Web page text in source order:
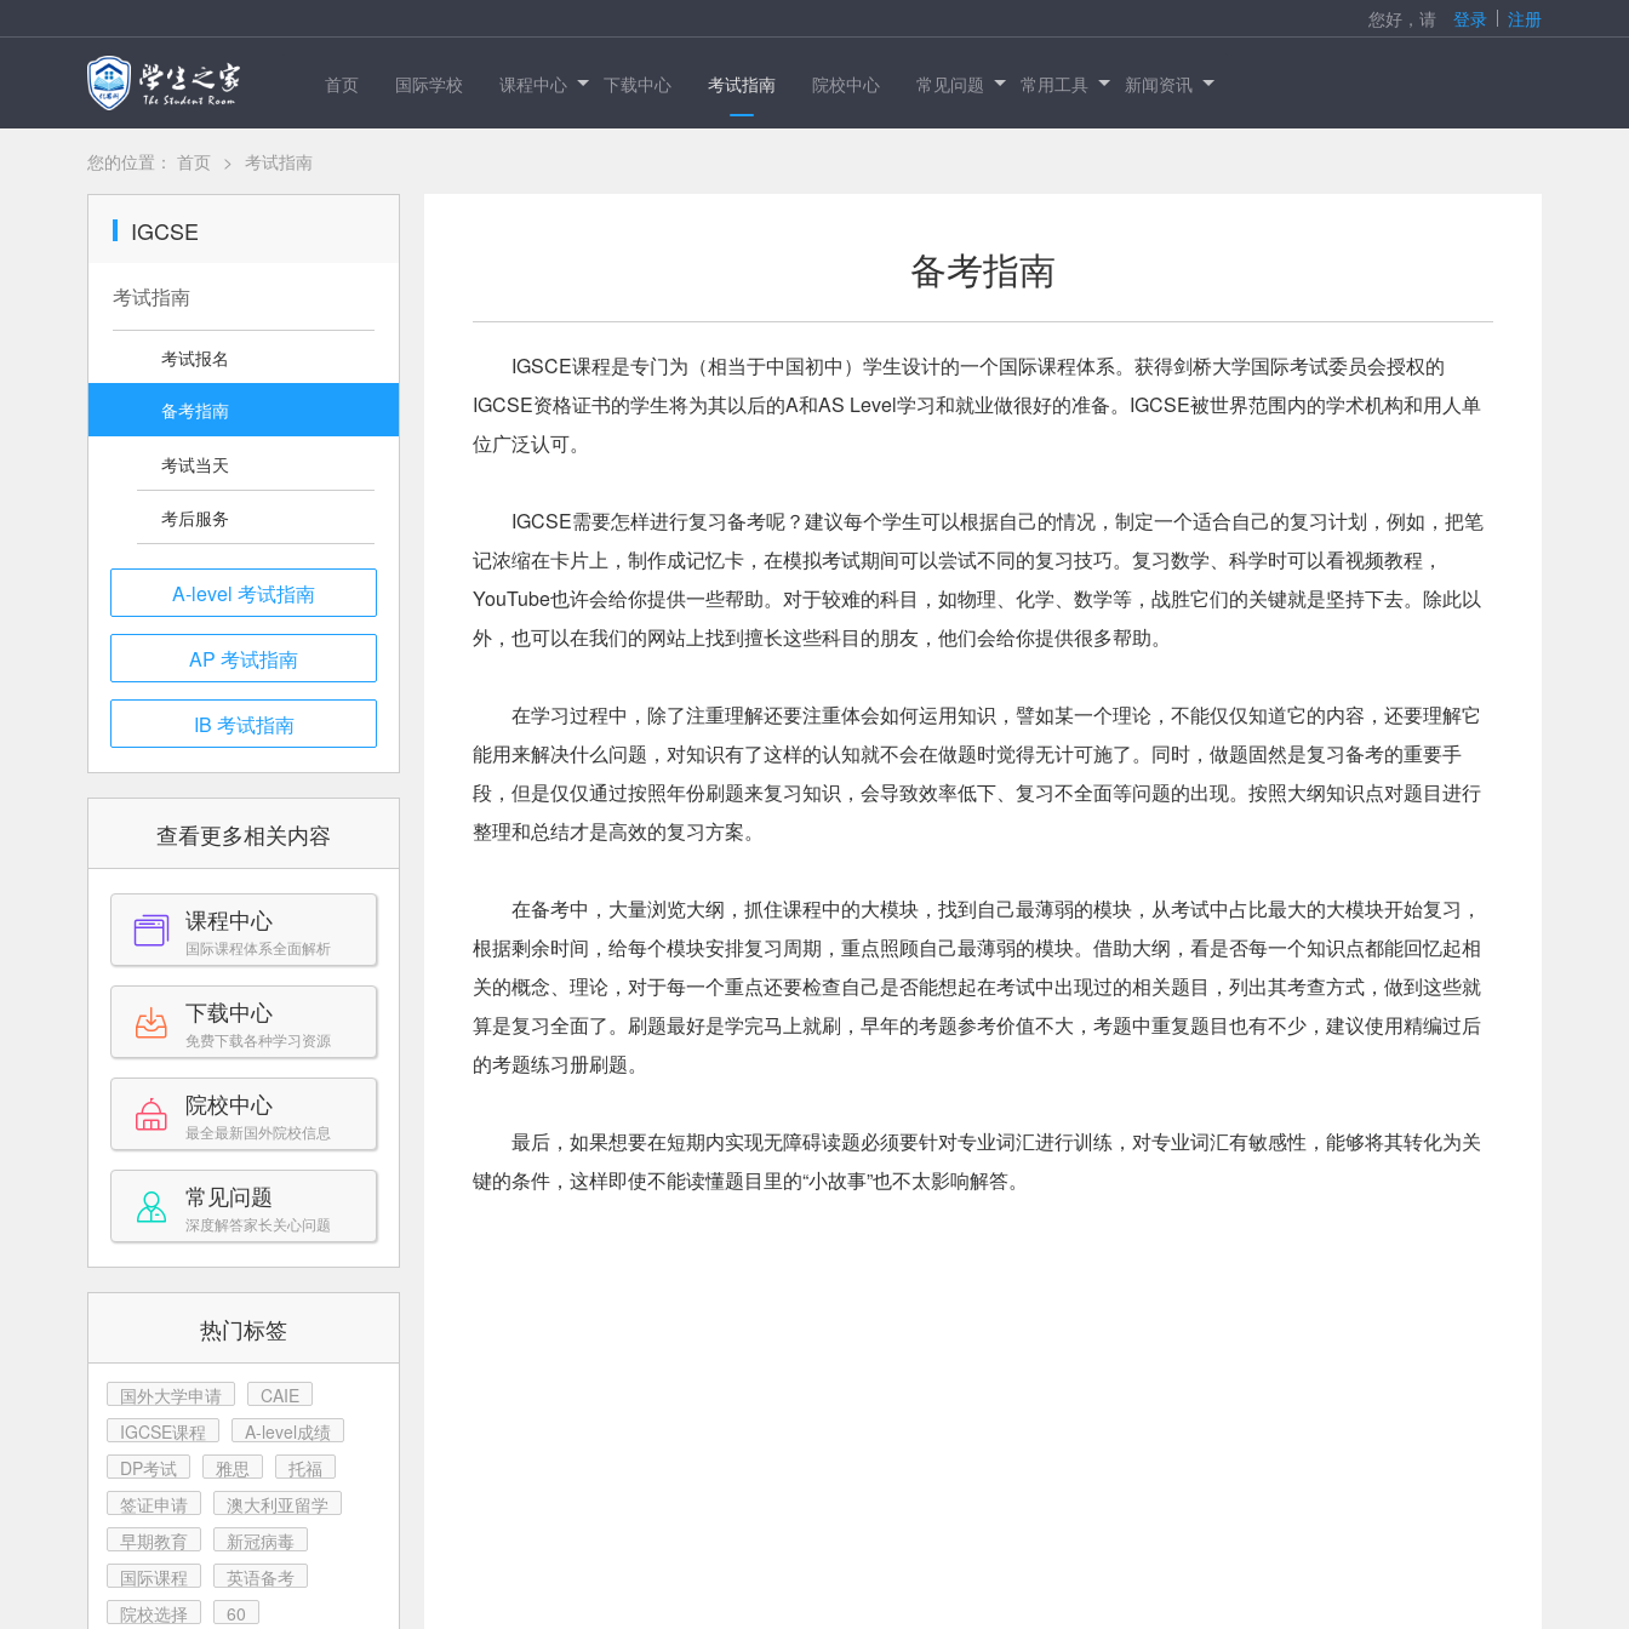
您好，请 登录 注册
首页 国际学校 课程中心 下载中心 考试指南 院校中心 常见问题 常用工具 新闻资讯
您的位置： 首页 > 考试指南
IGCSE
考试指南
考试报名
备考指南
考试当天
考后服务
A-level 考试指南
AP 考试指南
IB 考试指南
查看更多相关内容
课程中心
国际课程体系全面解析
下载中心
免费下载各种学习资源
院校中心
最全最新国外院校信息
常见问题
深度解答家长关心问题
热门标签
国外大学申请
CAIE
IGCSE课程
A-level成绩
DP考试
雅思
托福
签证申请
澳大利亚留学
早期教育
新冠病毒
国际课程
英语备考
院校选择
60
备考指南
IGSCE课程是专门为（相当于中国初中）学生设计的一个国际课程体系。获得剑桥大学国际考试委员会授权的
IGCSE资格证书的学生将为其以后的A和AS Level学习和就业做很好的准备。IGCSE被世界范围内的学术机构和用人单
位广泛认可。
IGCSE需要怎样进行复习备考呢？建议每个学生可以根据自己的情况，制定一个适合自己的复习计划，例如，把笔
记浓缩在卡片上，制作成记忆卡，在模拟考试期间可以尝试不同的复习技巧。复习数学、科学时可以看视频教程，
YouTube也许会给你提供一些帮助。对于较难的科目，如物理、化学、数学等，战胜它们的关键就是坚持下去。除此以
外，也可以在我们的网站上找到擅长这些科目的朋友，他们会给你提供很多帮助。
在学习过程中，除了注重理解还要注重体会如何运用知识，譬如某一个理论，不能仅仅知道它的内容，还要理解它
能用来解决什么问题，对知识有了这样的认知就不会在做题时觉得无计可施了。同时，做题固然是复习备考的重要手
段，但是仅仅通过按照年份刷题来复习知识，会导致效率低下、复习不全面等问题的出现。按照大纲知识点对题目进行
整理和总结才是高效的复习方案。
在备考中，大量浏览大纲，抓住课程中的大模块，找到自己最薄弱的模块，从考试中占比最大的大模块开始复习，
根据剩余时间，给每个模块安排复习周期，重点照顾自己最薄弱的模块。借助大纲，看是否每一个知识点都能回忆起相
关的概念、理论，对于每一个重点还要检查自己是否能想起在考试中出现过的相关题目，列出其考查方式，做到这些就
算是复习全面了。刷题最好是学完马上就刷，早年的考题参考价值不大，考题中重复题目也有不少，建议使用精编过后
的考题练习册刷题。
最后，如果想要在短期内实现无障碍读题必须要针对专业词汇进行训练，对专业词汇有敏感性，能够将其转化为关
键的条件，这样即使不能读懂题目里的“小故事”也不太影响解答。